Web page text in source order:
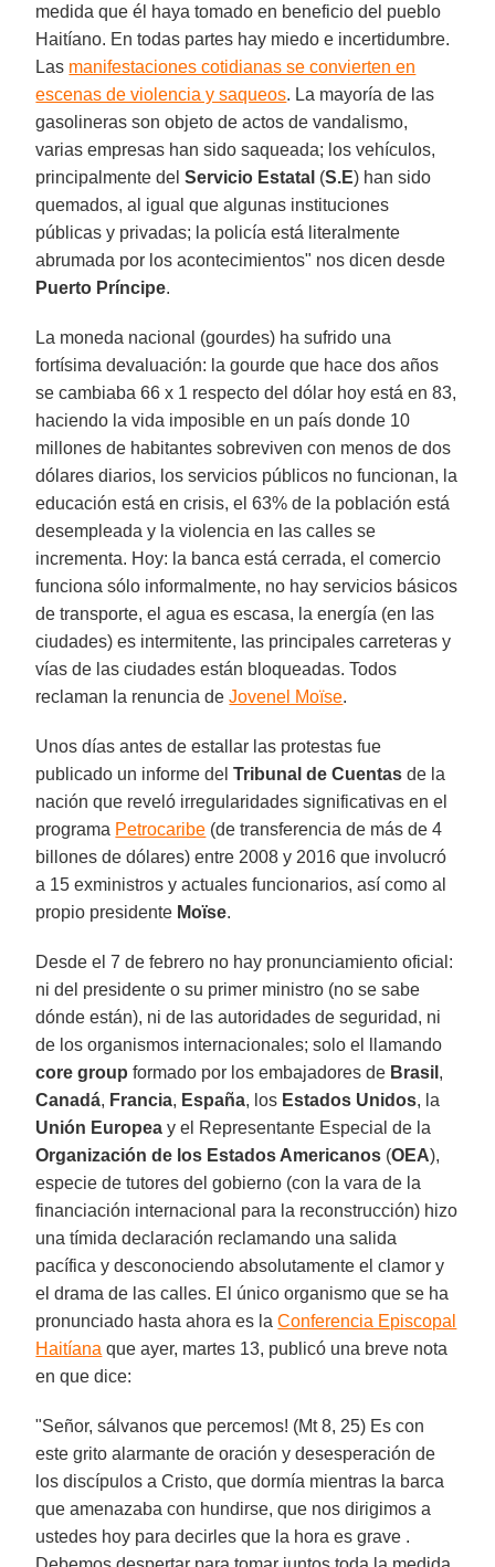
medida que él haya tomado en beneficio del pueblo
Haitíano. En todas partes hay miedo e incertidumbre.
Las manifestaciones cotidianas se convierten en
escenas de violencia y saqueos. La mayoría de las
gasolineras son objeto de actos de vandalismo,
varias empresas han sido saqueada; los vehículos,
principalmente delServicio Estatal (S.E) han sido
quemados, al igual que algunas instituciones
públicas y privadas; la policía está literalmente
abrumada por los acontecimientos" nos dicen desde
Puerto Príncipe.
La moneda nacional (gourdes) ha sufrido una
fortísima devaluación: la gourde que hace dos años
se cambiaba 66 x 1 respecto del dólar hoy está en 83,
haciendo la vida imposible en un país donde 10
millones de habitantes sobreviven con menos de dos
dólares diarios, los servicios públicos no funcionan, la
educación está en crisis, el 63% de la población está
desempleada y la violencia en las calles se
incrementa. Hoy: la banca está cerrada, el comercio
funciona sólo informalmente, no hay servicios básicos
de transporte, el agua es escasa, la energía (en las
ciudades) es intermitente, las principales carreteras y
vías de las ciudades están bloqueadas. Todos
reclaman la renuncia deJovenel Moïse.
Unos días antes de estallar las protestas fue
publicado un informe delTribunal de Cuentas de la
nación que reveló irregularidades significativas en el
programa Petrocaribe (de transferencia de más de 4
billones de dólares) entre 2008 y 2016 que involucró
a 15 exministros y actuales funcionarios, así como al
propio presidente Moïse.
Desde el 7 de febrero no hay pronunciamiento oficial:
ni del presidente o su primer ministro (no se sabe
dónde están), ni de las autoridades de seguridad, ni
de los organismos internacionales; solo el llamando
core group formado por los embajadores de Brasil ,
Canadá, Francia, España, los Estados Unidos, la
Unión Europea y el Representante Especial de la
Organización de los Estados Americanos (OEA),
especie de tutores del gobierno (con la vara de la
financiación internacional para la reconstrucción) hizo
una tímida declaración reclamando una salida
pacífica y desconociendo absolutamente el clamor y
el drama de las calles. El único organismo que se ha
pronunciado hasta ahora es laConferencia Episcopal
Haitíana que ayer, martes 13, publicó una breve nota
en que dice:
"Señor, sálvanos que percemos! (Mt 8, 25) Es con
este grito alarmante de oración y desesperación de
los discípulos a Cristo, que dormía mientras la barca
que amenazaba con hundirse, que nos dirigimos a
ustedes hoy para decirles que la hora es grave .